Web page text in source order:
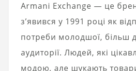
Armani Exchange — це
з’явився у 1991 році як
потреби молодшої, більш
аудиторії. Людей, які
модою, але шукають